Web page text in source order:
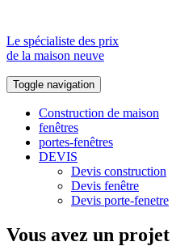
Le spécialiste des prix
de la maison neuve
Toggle navigation
Construction de maison
fenêtres
portes-fenêtres
DEVIS
Devis construction
Devis fenêtre
Devis porte-fenetre
Vous avez un